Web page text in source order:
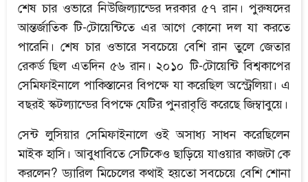
শেষ চার ওভারে নিউজিল্যান্ডের দরকার ৫৭ রান। পুরুষদের
আন্তর্জাতিক টি-টোয়েন্টিতে এর আগে কোনো দল যা করতে
পারেনি। শেষ চার ওভারে সবচেয়ে বেশি রান তুলে জেতার
রেকর্ড ছিল এতদিন ৫৬ রান। ২০১০ টি-টোয়েন্টি বিশ্বকাপের
সেমিফাইনালে পাকিস্তানের বিপক্ষে যা করেছিল অস্ট্রেলিয়া। এ
বছরই স্কটল্যান্ডের বিপক্ষে যেটির পুনরাবৃত্তি করেছে জিম্বাবুয়ে।
সেন্ট লুসিয়ার সেমিফাইনালে ওই অসাধ্য সাধন করেছিলেন
মাইক হাসি। আবুধাবিতে সেটিকেও ছাড়িয়ে যাওয়ার কাজটা কে
করলেন? ড্যারিল মিচেলের কথাই হয়তো সবচেয়ে বেশি শোনা